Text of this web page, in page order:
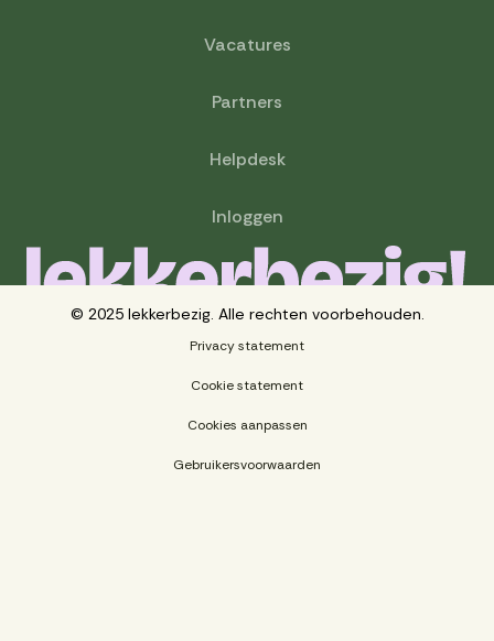
Vacatures
Partners
Helpdesk
Inloggen
© 2025 lekkerbezig. Alle rechten voorbehouden.
Privacy statement
Cookie statement
Cookies aanpassen
Gebruikersvoorwaarden